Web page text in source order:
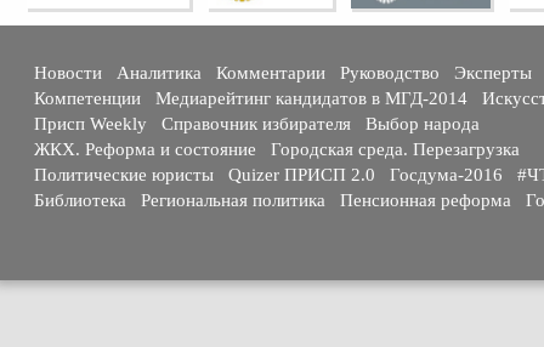
Новости Аналитика Комментарии Руководство
Эксперты
Компетенции
Медиарейтинг кандидатов в МГД-2014
Присп Weekly
Справочник избирателя
Выбор народа
ЖКХ. Реформа и состояние
Городская среда. Перезагрузка
Политические юристы
Quizer ПРИСП 2.0 Госдума-2016
Библиотека
Региональная политика Пенсионная реформа